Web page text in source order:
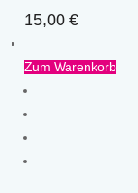
15,00€
Zum Warenkorb